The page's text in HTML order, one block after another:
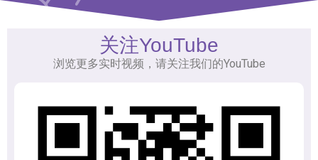
关注YouTube
浏览更多实时视频，请关注我们的YouTube